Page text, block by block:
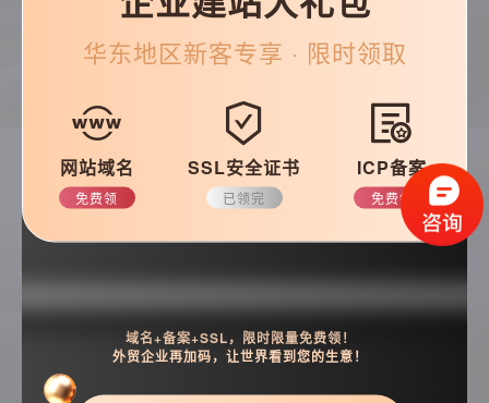
帮助&支持
常见问题
优化知识
搜索
华东地区新客专享 · 限时领取
网站域名
免费领
SSL安全证书
已领完
ICP备案
免费领
域名+备案+SSL，限时限量免费领！
外贸企业再加码，让世界看到您的生意！